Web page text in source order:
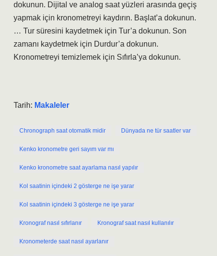
dokunun. Dijital ve analog saat yüzleri arasında geçiş
yapmak için kronometreyi kaydırın. Başlat’a dokunun.
… Tur süresini kaydetmek için Tur’a dokunun. Son
zamanı kaydetmek için Durdur’a dokunun.
Kronometreyi temizlemek için Sıfırla’ya dokunun.
Tarih: Makaleler
Chronograph saat otomatik midir Dünyada ne tür saatler var
Kenko kronometre geri sayım var mı
Kenko kronometre saat ayarlama nasıl yapılır
Kol saatinin içindeki 2 gösterge ne işe yarar
Kol saatinin içindeki 3 gösterge ne işe yarar
Kronograf nasıl sıfırlanır Kronograf saat nasıl kullanılır
Kronometerde saat nasıl ayarlanır